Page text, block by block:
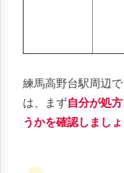
練馬高野台駅周辺
は、まず自分が処
うかを確認しましょ